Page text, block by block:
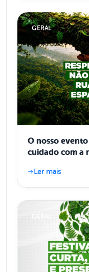
GERAL
O nosso
cuidado com a
Ler mais
GERAL